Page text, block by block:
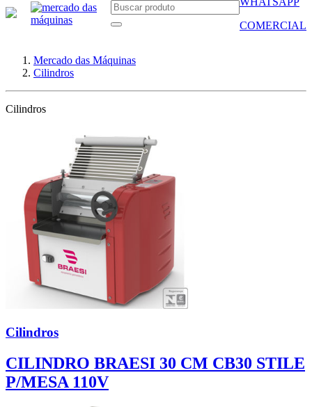
COMERCIAL
Mercado das Máquinas
Cilindros
Cilindros
Cilindros
CILINDRO BRAESI 30 CM CB30 STILE
P/MESA 110V